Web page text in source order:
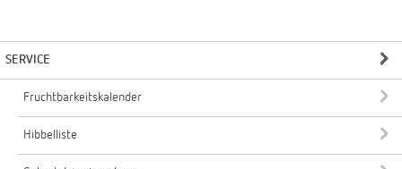
SERVICE
Fruchtbarkeitskalender
Hibbelliste